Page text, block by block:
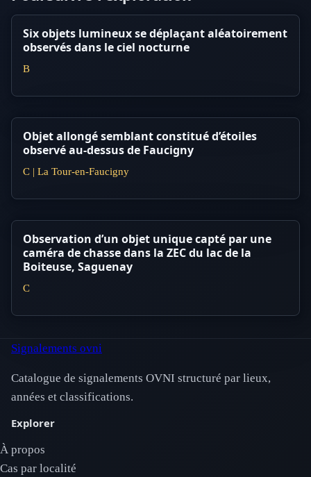
Six objets lumineux se déplaçant aléatoirement
observés dans le ciel nocturne
B
Objet allongé semblant constitué d’étoiles
observé au-dessus de Faucigny
C | La Tour-en-Faucigny
Observation d’un objet unique capté par une
caméra de chasse dans la ZEC du lac de la
Boiteuse, Saguenay
C
Signalements ovni
Catalogue de signalements OVNI structuré par lieux,
années et classifications.
Explorer
À propos
Cas par localité